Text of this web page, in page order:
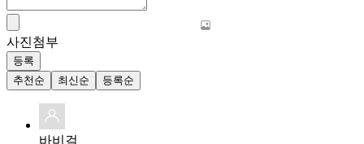
사진첨부
등록
추천순
최신순 등록순
바비걸